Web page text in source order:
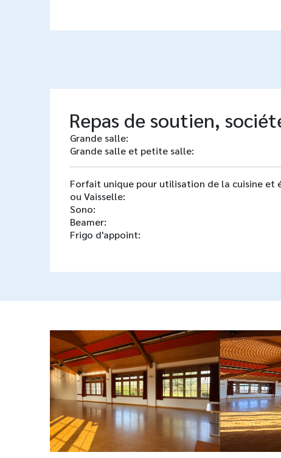
Repas de soutien,
Grande salle:
Grande salle et petite salle:
Forfait unique pour utilisation de la cuisine et
ou Vaisselle:
Sono:
Beamer:
Frigo d'appoint: